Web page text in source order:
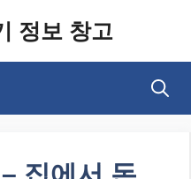
정보 창고